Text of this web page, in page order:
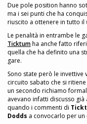
Due pole position hanno
ma i sei punti che ha
riuscito a ottenere in tutto il
Le penalità in entrambe le
Ticktumha anche fatto
quella che ha definito una
gare.
Sono state però le
circuito sabato che si
un secondo richiamo
avevano infatti discusso
quando i commenti di
Dodds a convocarlo per